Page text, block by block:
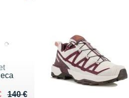
140 €
de 140 €
99 €